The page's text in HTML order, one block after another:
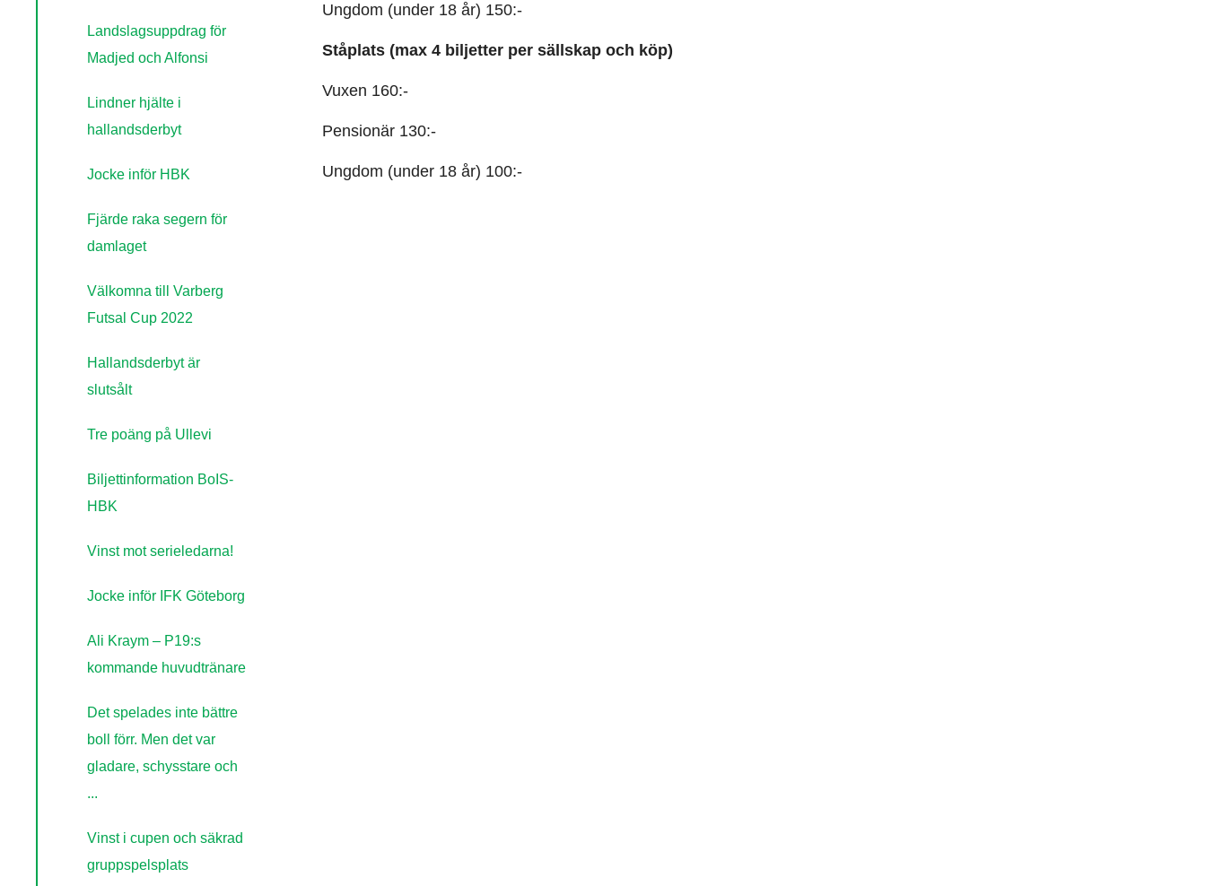
Landslagsuppdrag för
Madjed och Alfonsi
Lindner hjälte i
hallandsderbyt
Jocke inför HBK
Fjärde raka segern för
damlaget
Välkomna till Varberg
Futsal Cup 2022
Hallandsderbyt är
slutsålt
Tre poäng på Ullevi
Biljettinformation BoIS-
HBK
Vinst mot serieledarna!
Jocke inför IFK Göteborg
Ali Kraym – P19:s
kommande huvudtränare
Det spelades inte bättre
boll förr. Men det var
gladare, schysstare och
...
Vinst i cupen och säkrad
gruppspelsplats
Ungdom (under 18 år) 150:-
Ståplats (max 4 biljetter per sällskap och köp)
Vuxen 160:-
Pensionär 130:-
Ungdom (under 18 år) 100:-